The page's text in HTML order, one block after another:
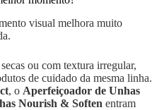
visual melhora muito
ou com textura irregular,
de cuidado da mesma linha.
, o Aperfeiçoador de Unhas
Nourish & Soften entram